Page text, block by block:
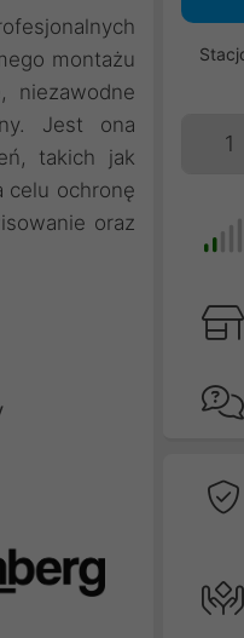
montażu
niezawodne
Jest ona
takich jak
celu ochronę
oraz